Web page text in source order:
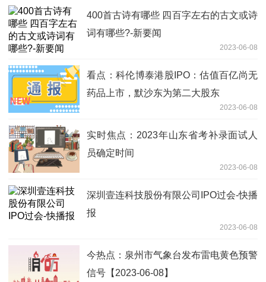
400首古诗有哪些 四百字左右的古文或诗
词有哪些?-新要闻
2023-06-08
看点：科伦博泰港股IPO：估值百亿尚无
药品上市，默沙东为第二大股东
2023-06-08
实时焦点：2023年山东省考补录面试人
员确定时间
2023-06-08
深圳壹连科技股份有限公司IPO过会-快播
报
2023-06-08
今热点：泉州市气象台发布雷电黄色预警
信号【2023-06-08】